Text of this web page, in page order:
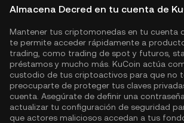
Almacena Decred en tu cuenta de
Mantener tus criptomonedas en tu cuenta
te permite acceder rápidamente a
trading, como trading de spot y futuros,
préstamos y mucho más. KuCoin actúa
custodio de tus criptoactivos para que no
preocuparte de proteger tus claves
cuenta. Asegúrate de definir una
actualizar tu configuración de seguridad
que actores maliciosos accedan a tus